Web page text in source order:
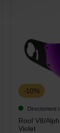
-10%
Directement
Roof V8/
Violet